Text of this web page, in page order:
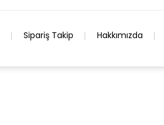
Sipariş Takip Hakkımızda